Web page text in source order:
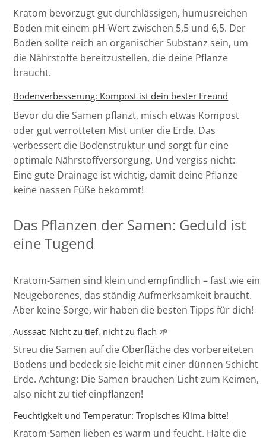
Kratom bevorzugt gut durchlässigen, humusreichen
Boden mit einem pH-Wert zwischen 5,5 und 6,5. Der
Boden sollte reich an organischer Substanz sein, um
die Nährstoffe bereitzustellen, die deine Pflanze
braucht.
Bodenverbesserung: Kompost ist dein bester Freund
Bevor du die Samen pflanzt, misch etwas Kompost
oder gut verrotteten Mist unter die Erde. Das
verbessert die Bodenstruktur und sorgt für eine
optimale Nährstoffversorgung. Und vergiss nicht:
Eine gute Drainage ist wichtig, damit deine Pflanze
keine nassen Füße bekommt!
Das Pflanzen der Samen: Geduld ist
eine Tugend
Kratom-Samen sind klein und empfindlich – fast wie ein
Neugeborenes, das ständig Aufmerksamkeit braucht.
Aber keine Sorge, wir haben die besten Tipps für dich!
Aussaat: Nicht zu tief, nicht zu flach 🌱
Streu die Samen auf die Oberfläche des vorbereiteten
Bodens und bedeck sie leicht mit einer dünnen Schicht
Erde. Achtung: Die Samen brauchen Licht zum Keimen,
also nicht zu tief einpflanzen!
Feuchtigkeit und Temperatur: Tropisches Klima bitte!
Kratom-Samen lieben es warm und feucht. Halte die